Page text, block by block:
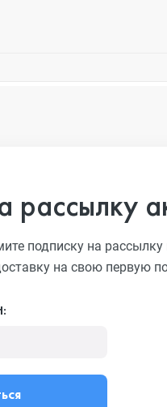
рассылку
подписку на
на свою первую